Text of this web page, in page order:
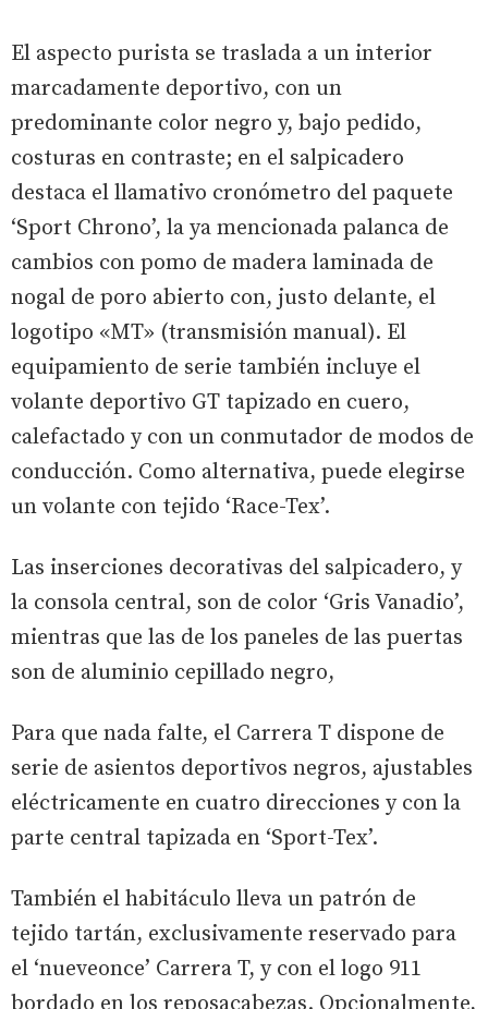
El aspecto purista se traslada a un interior
marcadamente deportivo, con un
predominante color negro y, bajo pedido,
costuras en contraste; en el salpicadero
destaca el llamativo cronómetro del paquete
‘Sport Chrono’, la ya mencionada palanca de
cambios con pomo de madera laminada de
nogal de poro abierto con, justo delante, el
logotipo «MT» (transmisión manual). El
equipamiento de serie también incluye el
volante deportivo GT tapizado en cuero,
calefactado y con un conmutador de modos de
conducción. Como alternativa, puede elegirse
un volante con tejido ‘Race-Tex’.
Las inserciones decorativas del salpicadero, y
la consola central, son de color ‘Gris Vanadio’,
mientras que las de los paneles de las puertas
son de aluminio cepillado negro,
Para que nada falte, el Carrera T dispone de
serie de asientos deportivos negros, ajustables
eléctricamente en cuatro direcciones y con la
parte central tapizada en ‘Sport-Tex’.
También el habitáculo lleva un patrón de
tejido tartán, exclusivamente reservado para
el ‘nueveonce’ Carrera T, y con el logo 911